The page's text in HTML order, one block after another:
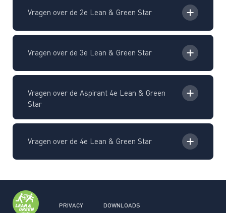
Vragen over de 2e Lean & Green Star
Vragen over de 3e Lean & Green Star
Vragen over de Aspirant 4e Lean & Green
Star
Vragen over de 4e Lean & Green Star
PRIVACY DOWNLOADS